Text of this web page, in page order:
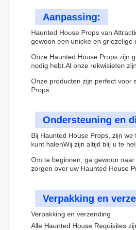
Aanpassing:
Haunted House Props van
gewoon een unieke en griezelige
Onze Haunted House Props zijn
nodig hebt.Al onze rekwisieten
Onze producten zijn perfect voor
Props.
Ondersteuning en
Bij Haunted House Props, zijn
kunt halenWij zijn altijd blij u te
Om te beginnen, ga gewoon
zorgen over uw Haunted House
Verpakking en
Verpakking en verzending
Alle Haunted House Requisites